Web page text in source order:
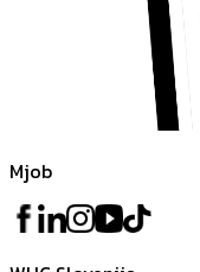
Mjob